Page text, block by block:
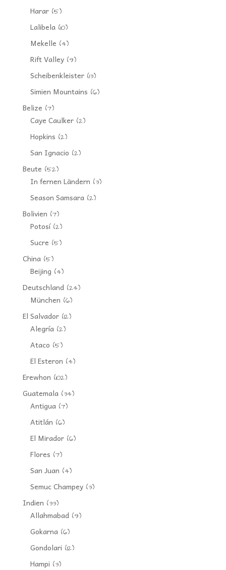
Harar(5)
Lalibela(10)
Mekelle (4)
Rift Valley(9)
Scheibenkleister(13)
Simien Mountains (6)
Belize (7)
Caye Caulker(2)
Hopkins (2)
San Ignacio (2)
Beute (52)
In fernen Ländern (3)
Season Samsara(2)
Bolivien (7)
Potosí(2)
Sucre (5)
China(5)
Beijing (4)
Deutschland(24)
München (6)
El Salvador(12)
Alegría(2)
Ataco (5)
El Esteron (4)
Erewhon (102)
Guatemala(34)
Antigua(7)
Atitlán (6)
El Mirador(6)
Flores (7)
San Juan (4)
Semuc Champey(3)
Indien (33)
Allahmabad(9)
Gokarna(6)
Gondolari (12)
Hampi (3)